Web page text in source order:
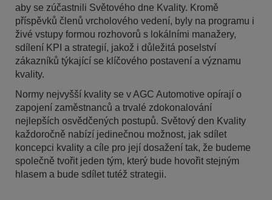
aby se zúčastnili Světového dne Kvality. Kromě
příspěvků členů vrcholového vedení, byly na programu i
živé vstupy formou rozhovorů s lokálními manažery,
sdílení KPI a strategií, jakož i důležitá poselství
zákazníků týkající se klíčového postavení a významu
kvality.
Normy nejvyšší kvality se v AGC Automotive opírají o
zapojení zaměstnanců a trvalé zdokonalování
nejlepších osvědčených postupů. Světový den Kvality
každoročně nabízí jedinečnou možnost, jak sdílet
koncepci kvality a cíle pro její dosažení tak, že budeme
společně tvořit jeden tým, který bude hovořit stejným
hlasem a bude sdílet tutéž strategii.